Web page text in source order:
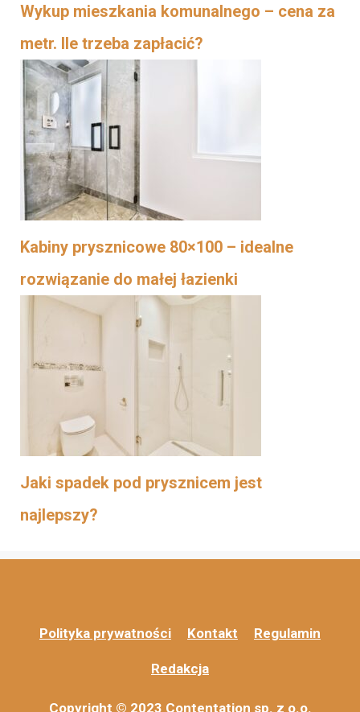
Wykup mieszkania komunalnego – cena za
metr. Ile trzeba zapłacić?
Kabiny prysznicowe 80×100 – idealne
rozwiązanie do małej łazienki
Jaki spadek pod prysznicem jest
najlepszy?
Polityka prywatności Kontakt Regulamin
Redakcja
Copyright © 2023 Contentation sp. z o.o.